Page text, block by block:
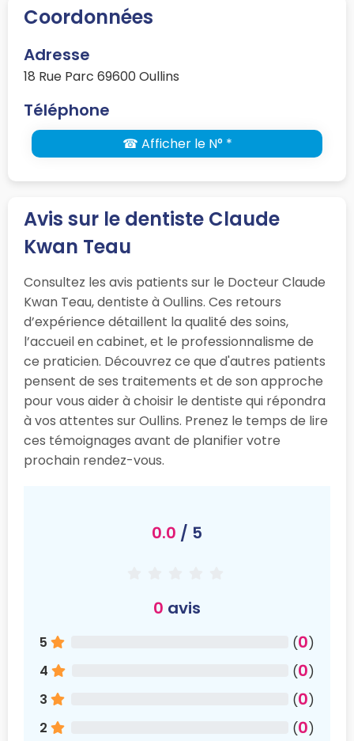
Coordonnées
Adresse
18 Rue Parc 69600 Oullins
Téléphone
☎ Afficher le N° *
Avis sur le dentiste Claude
Kwan Teau
Consultez les avis patients sur le Docteur Claude
Kwan Teau, dentiste à Oullins. Ces retours
d’expérience détaillent la qualité des soins,
l’accueil en cabinet, et le professionnalisme de
ce praticien. Découvrez ce que d'autres patients
pensent de ses traitements et de son approche
pour vous aider à choisir le dentiste qui répondra
à vos attentes sur Oullins. Prenez le temps de lire
ces témoignages avant de planifier votre
prochain rendez-vous.
0.0 / 5
0 avis
5 (0)
4
(0)
3
(0)
2
(0)